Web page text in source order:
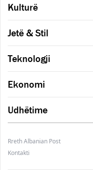
Kulturë
Jetë & Stil
Teknologji
Ekonomi
Udhëtime
Rreth Albanian Post
Kontakti